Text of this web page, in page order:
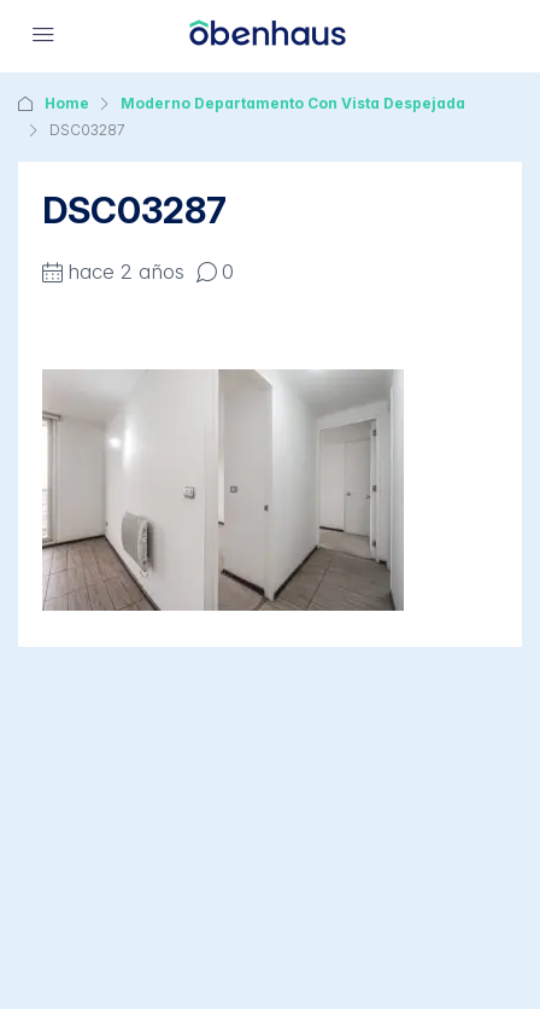
Home
Moderno Departamento Con Vista Despejada
DSC03287
DSC03287
hace 2 años 0